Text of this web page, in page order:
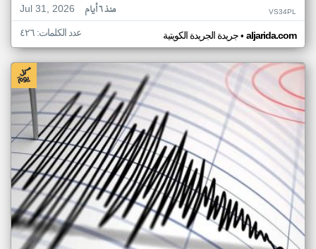
Jul 31, 2026
منذ ٦ أيام VS34PL
جريدة الجريدة الكويتية• aljarida.com عدد الكلمات: ٤٢٦